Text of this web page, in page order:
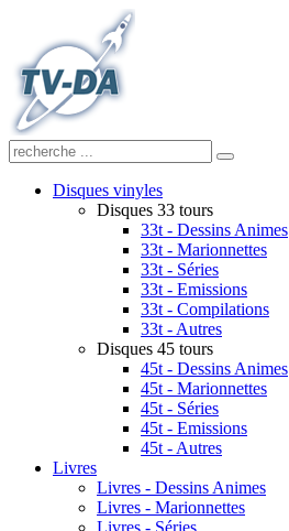
Disques vinyles
Disques 33 tours
33t - Dessins Animes
33t - Marionnettes
33t - Séries
33t - Emissions
33t - Compilations
33t - Autres
Disques 45 tours
45t - Dessins Animes
45t - Marionnettes
45t - Séries
45t - Emissions
45t - Autres
Livres
Livres - Dessins Animes
Livres - Marionnettes
Livres - Séries